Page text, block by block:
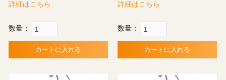
詳細はこちら
数量：
カートに入れる
詳細はこちら
数量：
カートに入れる